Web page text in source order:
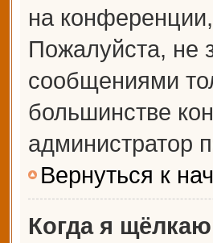
на
Пожалуйста, не
сообщениями
большинстве
администратор
Вернуться к
Когда я